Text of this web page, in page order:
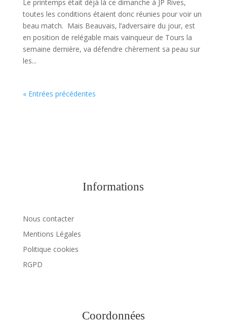
Le printemps était déjà là ce dimanche à JP Rives,
toutes les conditions étaient donc réunies pour voir un
beau match. Mais Beauvais, l’adversaire du jour, est
en position de relégable mais vainqueur de Tours la
semaine dernière, va défendre chèrement sa peau sur
les...
« Entrées précédentes
Informations
Nous contacter
Mentions Légales
Politique cookies
RGPD
Coordonnées